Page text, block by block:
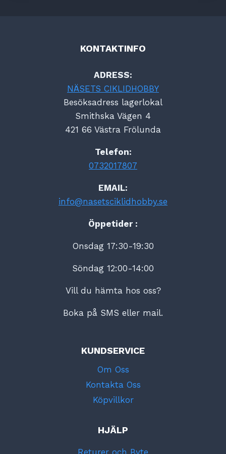
KONTAKTINFO
ADRESS:
NÄSETS CIKLIDHOBBY
Besöksadress lagerlokal
Smithska Vägen 4
421 66 Västra Frölunda
Telefon:
0732017807
EMAIL:
info@nasetsciklidhobby.se
Öppetider :
Onsdag 17:30-19:30
Söndag 12:00-14:00
Vill du hämta hos oss?
Boka på SMS eller mail.
KUNDSERVICE
Om Oss
Kontakta Oss
Köpvillkor
HJÄLP
Returer och Byte